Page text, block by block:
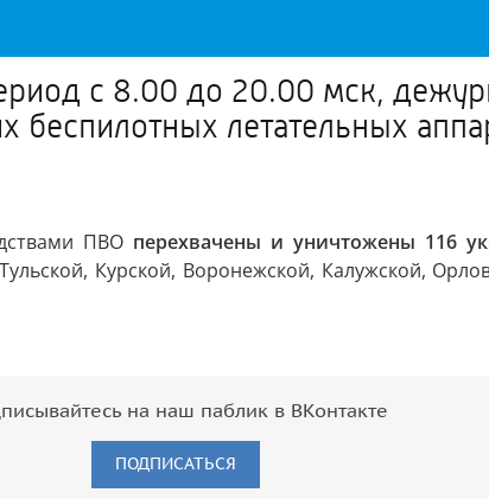
с 8.00 до 20.00 мск,
летательных
ПВО перехвачены и уничтожены 116
Курской, Воронежской, Калужской,
на наш паблик в ВКонтакте
ПОДПИСАТЬСЯ